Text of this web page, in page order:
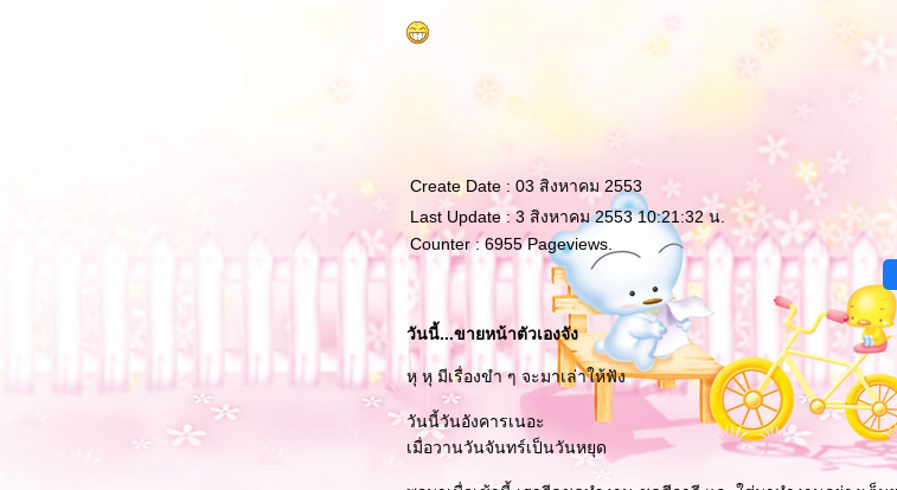
Create Date : 03 สิงหาคม 2553
Last Update : 3 สิงหาคม 2553 10:21:32 น.
Counter : 6955 Pageviews.
วันนี้...ขายหน้าตัวเองจัง
หุ หุ มีเรื่องขำ ๆ จะมาเล่าให้ฟัง
วันนี้วันอังคารเนอะ
เมื่อวานวันจันทร์เป็นวันหยุด